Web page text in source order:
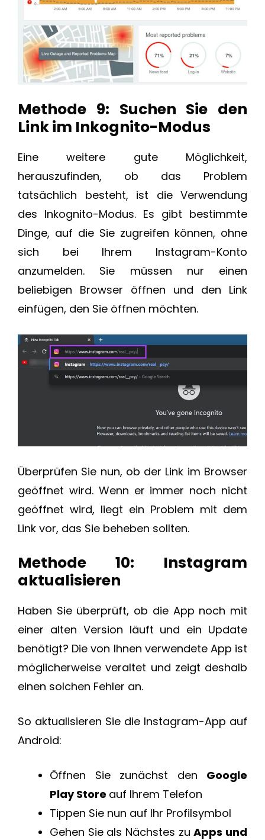
Methode 9: Suchen Sie den
Link im Inkognito-Modus
Eine weitere gute Möglichkeit,
herauszufinden, ob das Problem
tatsächlich besteht, ist die Verwendung
des Inkognito-Modus. Es gibt bestimmte
Dinge, auf die Sie zugreifen können, ohne
sich bei Ihrem Instagram-Konto
anzumelden. Sie müssen nur einen
beliebigen Browser öffnen und den Link
einfügen, den Sie öffnen möchten.
Überprüfen Sie nun, ob der Link im Browser
geöffnet wird. Wenn er immer noch nicht
geöffnet wird, liegt ein Problem mit dem
Link vor, das Sie beheben sollten.
Methode 10: Instagram
aktualisieren
Haben Sie überprüft, ob die App noch mit
einer alten Version läuft und ein Update
benötigt? Die von Ihnen verwendete App ist
möglicherweise veraltet und zeigt deshalb
einen solchen Fehler an.
So aktualisieren Sie die Instagram-App auf
Android:
Öffnen Sie zunächst den Google
Play Store auf Ihrem Telefon
Tippen Sie nun auf Ihr Profilsymbol
Gehen Sie als Nächstes zuApps und